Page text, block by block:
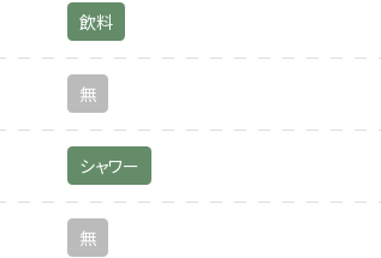
飲料
無
シャワー
無